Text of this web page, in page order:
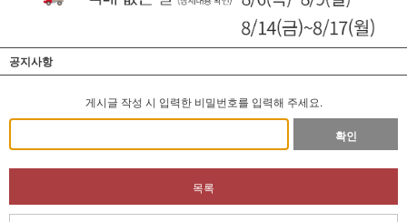
공지사항
게시글 작성 시 입력한 비밀번호를 입력해 주세요.
확인
목록